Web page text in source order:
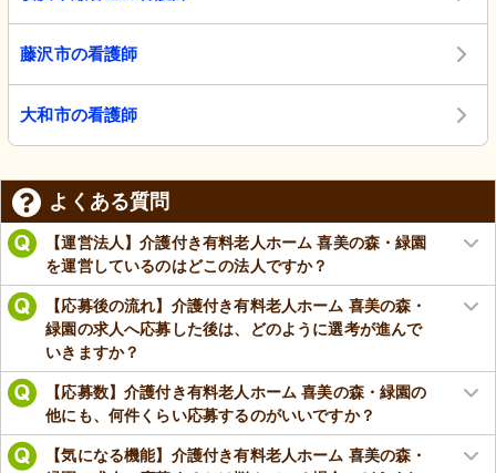
藤沢市の看護師
大和市の看護師
よくある質問
【運営法人】介護付き有料老人ホーム 喜美の森・緑園
を運営しているのはどこの法人ですか？
【応募後の流れ】介護付き有料老人ホーム 喜美の森・
緑園の求人へ応募した後は、どのように選考が進んで
いきますか？
【応募数】介護付き有料老人ホーム 喜美の森・緑園の
他にも、何件くらい応募するのがいいですか？
【気になる機能】介護付き有料老人ホーム 喜美の森・